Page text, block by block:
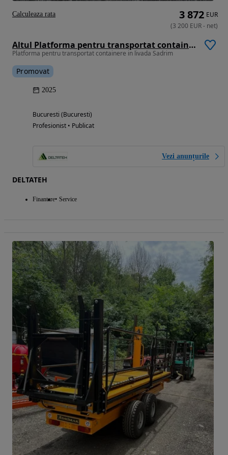
Altul Platforma pentru transportat containere in livada Sadrim
Platforma pentru transportat containere in livada Sadrim
Promovat
2025
Bucuresti (Bucuresti)
Profesionist • Publicat
Vezi anunțurile
DELTATEH
Finantare Service
3 872 EUR
(3 200 EUR- net)
Calculeaza rata